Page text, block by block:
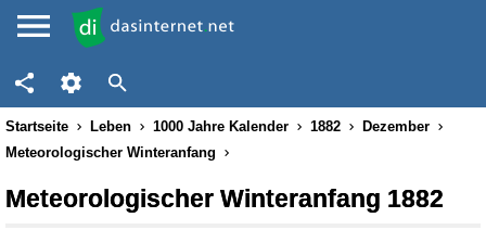
Startseite Leben 1000 Jahre Kalender 1882
Dezember
Meteorologischer Winteranfang
Meteorologischer Winteranfang 1882